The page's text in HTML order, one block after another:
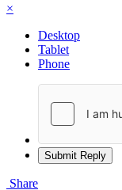
×
Desktop
Tablet
Phone
Submit Reply
Share